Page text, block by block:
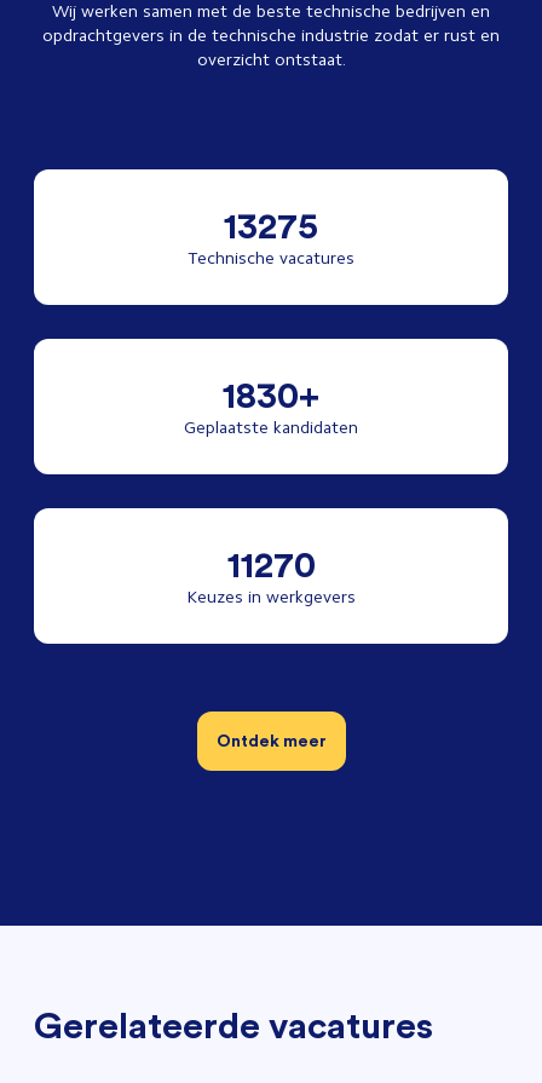
Wij werken samen met de beste technische bedrijven en
opdrachtgevers in de technische industrie zodat er rust en
overzicht ontstaat.
13275
Technische vacatures
1830+
Geplaatste kandidaten
11270
Keuzes in werkgevers
Ontdek meer
Gerelateerde vacatures